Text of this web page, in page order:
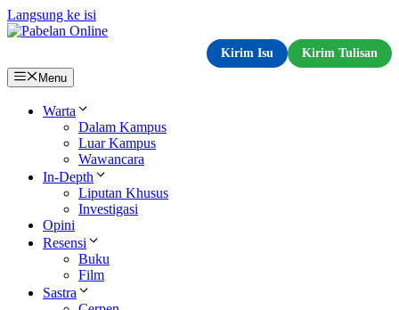
Langsung ke isi
Kirim Isu
Kirim Tulisan
Menu
Warta
Dalam Kampus
Luar Kampus
Wawancara
In-Depth
Liputan Khusus
Investigasi
Opini
Resensi
Buku
Film
Sastra